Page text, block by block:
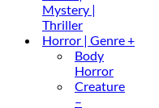
Mystery |
Thriller
Horror | Genre +
Body
Horror
Creature
–